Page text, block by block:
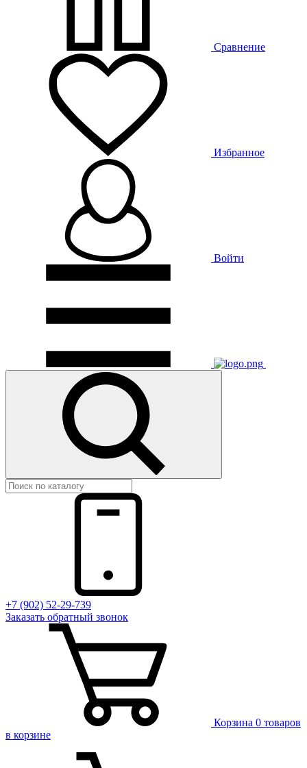
Сравнение
Избранное
Войти
+7 (902) 52-29-739
Заказать обратный звонок
Корзина 0 товаров
в корзине